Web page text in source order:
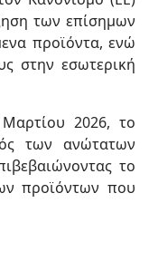
των επίσημων
προϊόντα, ενώ
στην εσωτερική
2026, το
των ανώτατων
το
προϊόντων που